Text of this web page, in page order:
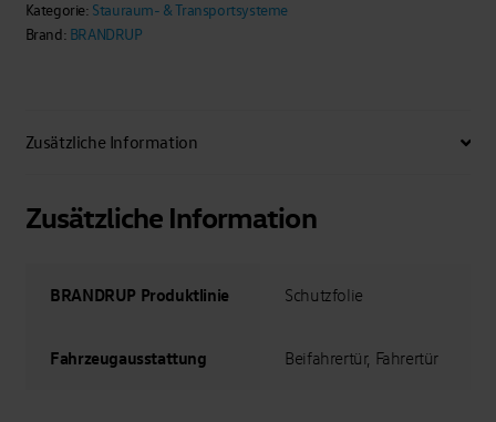
Türeinstieg,
2er-
Kategorie: Stauraum- & Transportsysteme
Brand: BRANDRUP
Zusätzliche Information
Zusätzliche Information
BRANDRUP Produktlinie Schutzfolie
Fahrzeugausstattung Beifahrertür, Fahrertür